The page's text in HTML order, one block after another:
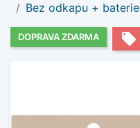
Bez odkapu + baterie
DOPRAVA ZDARMA local_offer